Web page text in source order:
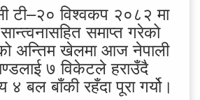
टी–२० विश्वकप २०८२ मा
समाप्त गरेको
अन्तिम खेलमा आज नेपाली
७ विकेटले हराउँदै
बल बाँकी रहँदा पूरा गर्यो।